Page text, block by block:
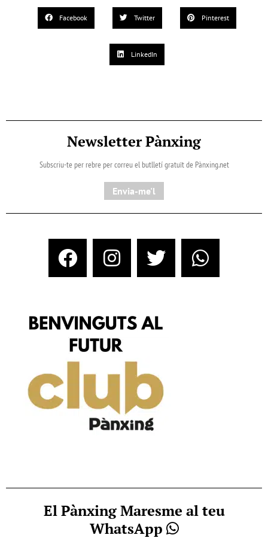
Facebook Twitter Pinterest
LinkedIn
Newsletter Pànxing
Subscriu-te per rebre per correu el butlletí gratuït de Pànxing.net​
Envia-me'l
El Pànxing Maresme al teu
WhatsApp